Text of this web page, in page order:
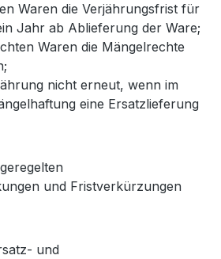
Waren die Verjährungsfrist für
Jahr ab Ablieferung der Ware;
Waren die Mängelrechte
nicht erneut, wenn im
eine Ersatzlieferung
und Fristverkürzungen
und